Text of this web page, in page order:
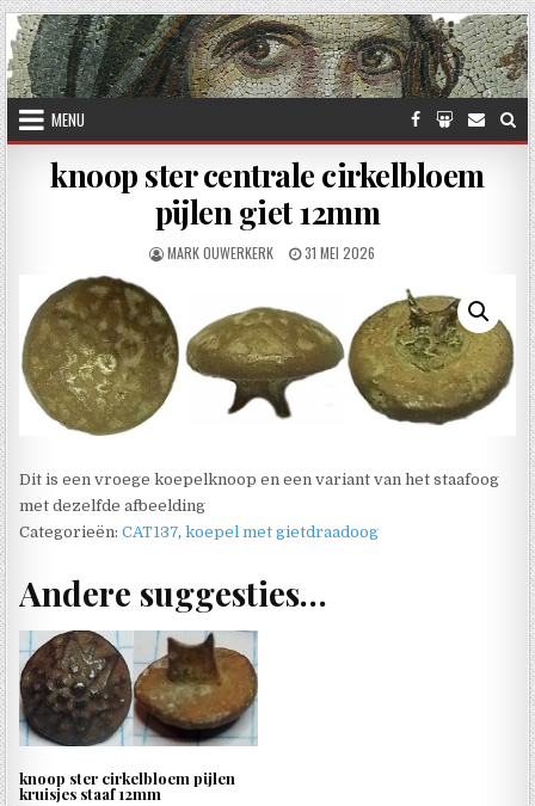
Skip to content
MENU
knoop ster centrale cirkelbloem
pijlen giet 12mm
AUTHOR:
MARK OUWERKERK PUBLISHED DATE:
31 MEI 2026
Dit is een vroege koepelknoop en een variant van het staafoog
met dezelfde afbeelding
Categorieën:CAT137,koepel met gietdraadoog
Andere suggesties…
knoop ster cirkelbloem pijlen
kruisjes staaf 12mm